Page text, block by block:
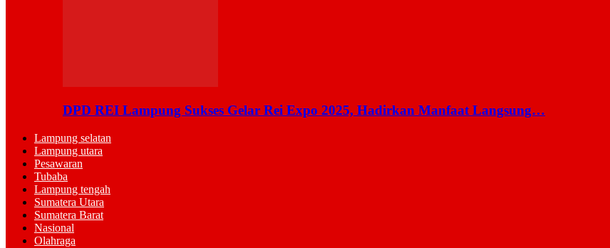
DPD REI Lampung Sukses Gelar Rei Expo 2025, Hadirkan Manfaat Langsung…
Lampung selatan
Lampung utara
Pesawaran
Tubaba
Lampung tengah
Sumatera Utara
Sumatera Barat
Nasional
Olahraga